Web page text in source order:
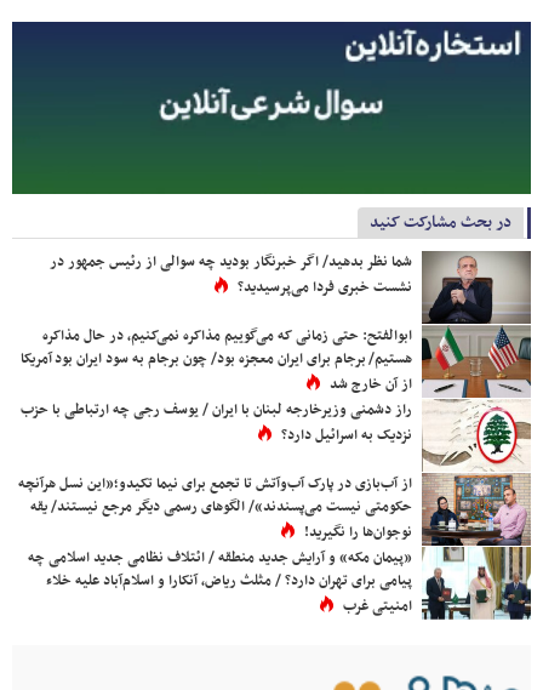
در بحث مشارکت کنید
شما نظر بدهید/ اگر خبرنگار بودید چه سوالی از رئیس جمهور در
نشست خبری فردا می‌پرسیدید؟
ابوالفتح: حتی زمانی که می‌گوییم مذاکره نمی‌کنیم، در حال مذاکره
هستیم/ برجام برای ایران معجزه بود/ چون برجام به سود ایران بود آمریکا
از آن خارج شد
راز دشمنی وزیرخارجه لبنان با ایران / یوسف رجی چه ارتباطی با حزب
نزدیک به اسرائیل دارد؟
از آب‌بازی در پارک آب‌وآتش تا تجمع برای نیما تکیدو؛«این نسل هرآنچه
حکومتی نیست می‌پسندند»/ الگوهای رسمی دیگر مرجع نیستند/ یقه
نوجوان‌ها را نگیرید!
«پیمان مکه» و آرایش جدید منطقه / ائتلاف نظامی جدید اسلامی چه
پیامی برای تهران دارد؟ / مثلث ریاض، آنکارا و اسلام‌آباد علیه خلاء
امنیتی غرب